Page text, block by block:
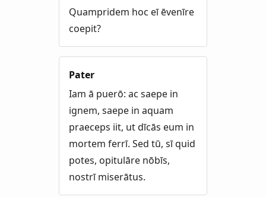
Quampridem hoc eī ēvenīre
coepit?
Pater
Iam ā puerō: ac saepe in
ignem, saepe in aquam
praeceps iit, ut dīcās eum in
mortem ferrī. Sed tū, sī quid
potes, opitulāre nōbīs,
nostrī miserātus.